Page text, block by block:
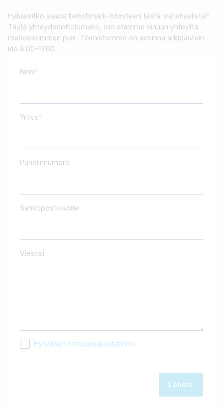
Haluaisitko saada benchmark-tulosteen tästä materiaalista?
Täytä yhteydenottolomake, niin otamme sinuun yhteyttä
mahdolisimman pian. Toimistomme on avoinna arkipäivisin
klo 8.00-17.00
Nimi
Yritys
Puhelinnumero
Sähköpostiosoite
Viestisi
Hyväksyn tietosuojakäytännön.